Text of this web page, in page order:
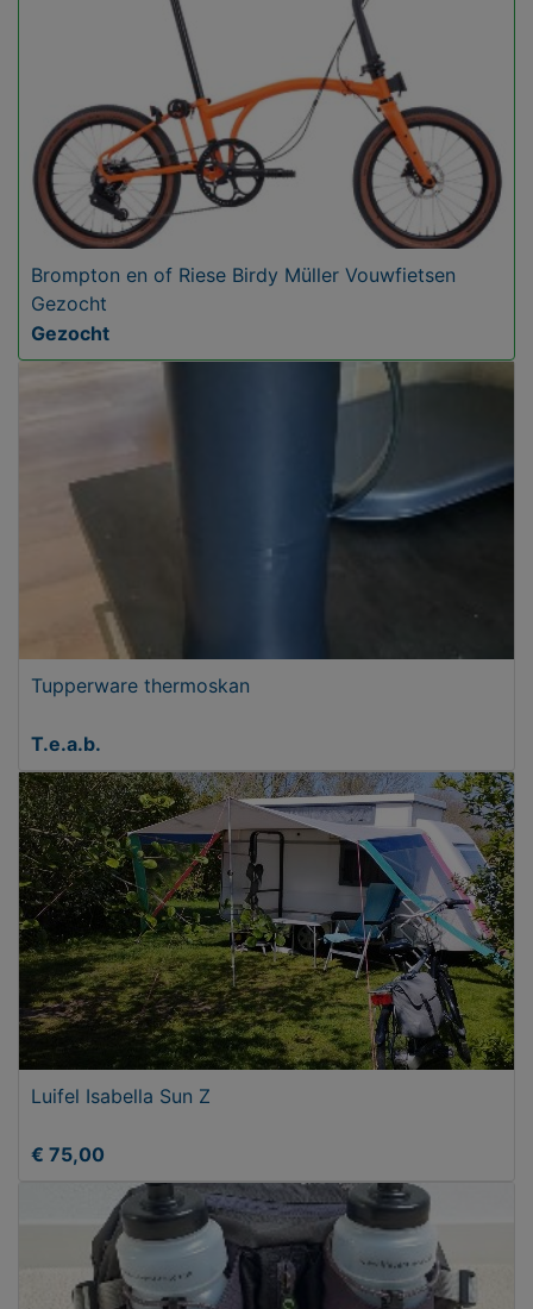
Brompton en of Riese Birdy Müller Vouwfietsen
Gezocht
Gezocht
Tupperware thermoskan
T.e.a.b.
Luifel Isabella Sun Z
€ 75,00